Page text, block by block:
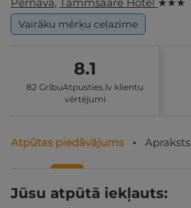
Vairāku mērķu ceļazīme
8.1
82 GribuAtpusties.lv klientu
vērtējumi
Atpūtas piedāvājums Apraksts
Jūsu atpūtā iekļauts: